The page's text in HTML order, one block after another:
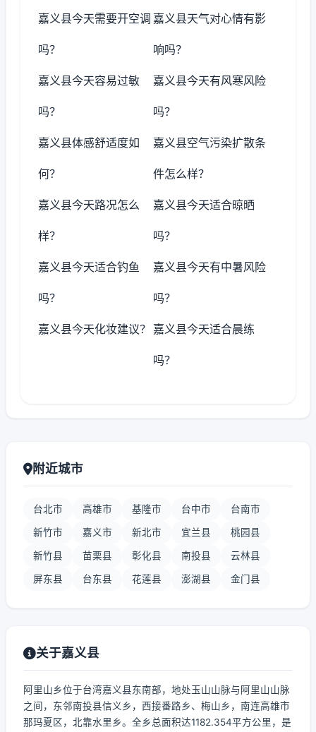
嘉义县今天需要开空调
吗？
嘉义县天气对心情有影
响吗？
嘉义县今天容易过敏
吗？
嘉义县今天有风寒风险
吗？
嘉义县体感舒适度如
何？
嘉义县空气污染扩散条
件怎么样？
嘉义县今天路况怎么
样？
嘉义县今天适合晾晒
吗？
嘉义县今天适合钓鱼
吗？
嘉义县今天有中暑风险
吗？
嘉义县今天化妆建议？ 嘉义县今天适合晨练
吗？
附近城市
台北市 高雄市 基隆市 台中市 台南市
新竹市 嘉义市 新北市 宜兰县 桃园县
新竹县 苗栗县 彰化县 南投县 云林县
屏东县 台东县 花莲县 澎湖县 金门县
关于嘉义县
阿里山乡位于台湾嘉义县东南部，地处玉山山脉与阿里山山脉
之间，东邻南投县信义乡，西接番路乡、梅山乡，南连高雄市
那玛夏区，北靠水里乡。全乡总面积达1182.354平方公里，是